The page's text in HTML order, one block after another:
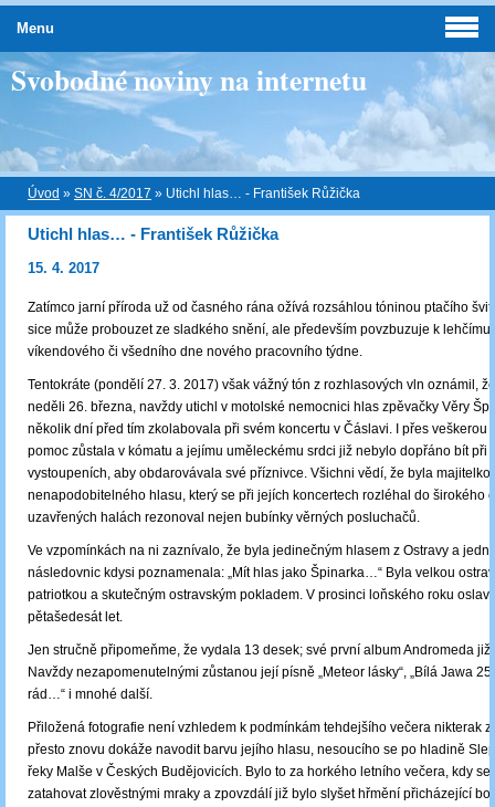
Svobodné noviny na internetu
Úvod » SN č. 4/2017 » Utichl hlas… - František Růžička
Utichl hlas… - František Růžička
15. 4. 2017
Zatímco jarní příroda už od časného rána ožívá rozsáhlou tóninou ptačího
sice může probouzet ze sladkého snění, ale především povzbuzuje k lehčímu
víkendového či všedního dne nového pracovního týdne.
Tentokráte (pondělí 27. 3. 2017) však vážný tón z rozhlasových vln oznámil,
neděli 26. března, navždy utichl v motolské nemocnici hlas zpěvačky Věry
několik dní před tím zkolabovala při svém koncertu v Čáslavi. I přes veškerou
pomoc zůstala v kómatu a jejímu uměleckému srdci již nebylo dopřáno bít při
vystoupeních, aby obdarovávala své příznivce. Všichni vědí, že byla
nenapodobitelného hlasu, který se při jejích koncertech rozléhal do širokého
uzavřených halách rezonoval nejen bubínky věrných posluchačů.
Ve vzpomínkách na ni zaznívalo, že byla jedinečným hlasem z Ostravy a
následovnic kdysi poznamenala: „Mít hlas jako Špinarka…“ Byla velkou
patriotkou a skutečným ostravským pokladem. V prosinci loňského roku
pětašedesát let.
Jen stručně připomeňme, že vydala 13 desek; své první album Andromeda již
Navždy nezapomenutelnými zůstanou její písně „Meteor lásky“, „Bílá Jawa
rád…“ i mnohé další.
Přiložená fotografie není vzhledem k podmínkám tehdejšího večera nikterak
přesto znovu dokáže navodit barvu jejího hlasu, nesoucího se po hladině
řeky Malše v Českých Budějovicích. Bylo to za horkého letního večera, kdy
zatahovat zlověstnými mraky a zpovzdálí již bylo slyšet hřmění přicházející
Menu